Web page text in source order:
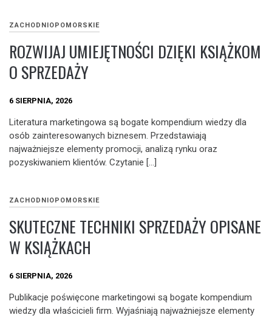
ZACHODNIOPOMORSKIE
ROZWIJAJ UMIEJĘTNOŚCI DZIĘKI KSIĄŻKOM
O SPRZEDAŻY
6 SIERPNIA, 2026
Literatura marketingowa są bogate kompendium wiedzy dla
osób zainteresowanych biznesem. Przedstawiają
najważniejsze elementy promocji, analizą rynku oraz
pozyskiwaniem klientów. Czytanie […]
ZACHODNIOPOMORSKIE
SKUTECZNE TECHNIKI SPRZEDAŻY OPISANE
W KSIĄŻKACH
6 SIERPNIA, 2026
Publikacje poświęcone marketingowi są bogate kompendium
wiedzy dla właścicieli firm. Wyjaśniają najważniejsze elementy